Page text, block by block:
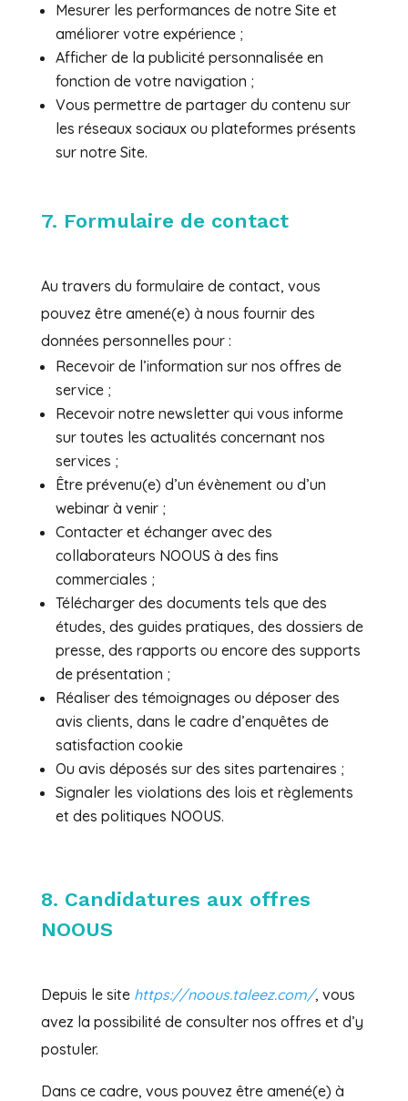
Mesurer les performances de notre Site et
améliorer votre expérience ;
Afficher de la publicité personnalisée en
fonction de votre navigation ;
Vous permettre de partager du contenu sur
les réseaux sociaux ou plateformes présents
sur notre Site.
7. Formulaire de contact
Au travers du formulaire de contact, vous
pouvez être amené(e) à nous fournir des
données personnelles pour :
Recevoir de l’information sur nos offres de
service ;
Recevoir notre newsletter qui vous informe
sur toutes les actualités concernant nos
services ;
Être prévenu(e) d’un évènement ou d’un
webinar à venir ;
Contacter et échanger avec des
collaborateurs NOOUS à des fins
commerciales ;
Télécharger des documents tels que des
études, des guides pratiques, des dossiers de
presse, des rapports ou encore des supports
de présentation ;
Réaliser des témoignages ou déposer des
avis clients, dans le cadre d’enquêtes de
satisfaction cookie
Ou avis déposés sur des sites partenaires ;
Signaler les violations des lois et règlements
et des politiques NOOUS.
8. Candidatures aux offres
NOOUS
Depuis le site https://noous.taleez.com/, vous
avez la possibilité de consulter nos offres et d’y
postuler.
Dans ce cadre, vous pouvez être amené(e) à